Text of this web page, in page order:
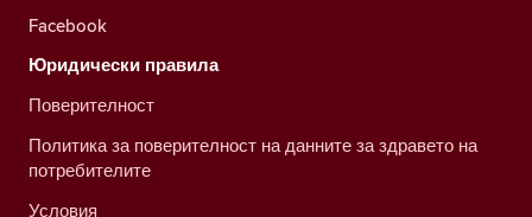
Facebook
Юридически правила
Поверителност
Политика за поверителност на данните за здравето на
потребителите
Условия